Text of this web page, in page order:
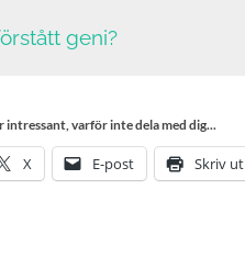
geni?
varför inte dela med dig...
X E-post Skriv ut